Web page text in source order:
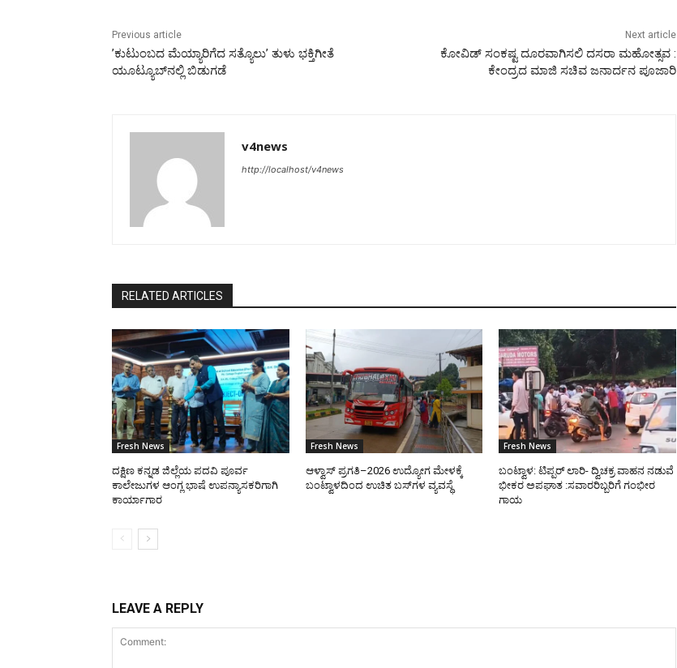
Previous article
’ಕುಟುಂಬದ ಮೆಯ್ಯಾರಿಗೆದ ಸತ್ಯೊಲು’ ತುಳು ಭಕ್ತಿಗೀತೆ
ಯೂಟ್ಯೂಬ್‌ನಲ್ಲಿ ಬಿಡುಗಡೆ
Next article
ಕೋವಿಡ್ ಸಂಕಷ್ಟ ದೂರವಾಗಿಸಲಿ ದಸರಾ ಮಹೋತ್ಸವ :
ಕೇಂದ್ರದ ಮಾಜಿ ಸಚಿವ ಜನಾರ್ದನ ಪೂಜಾರಿ
v4news
http://localhost/v4news
RELATED ARTICLES
Fresh News
ದಕ್ಷಿಣ ಕನ್ನಡ ಜಿಲ್ಲೆಯ ಪದವಿ ಪೂರ್ವ
ಕಾಲೇಜುಗಳ ಆಂಗ್ಲ ಭಾಷೆ ಉಪನ್ಯಾಸಕರಿಗಾಗಿ
ಕಾರ್ಯಾಗಾರ
Fresh News
ಆಳ್ವಾಸ್ ಪ್ರಗತಿ–2026 ಉದ್ಯೋಗ ಮೇಳಕ್ಕೆ
ಬಂಟ್ವಾಳದಿಂದ ಉಚಿತ ಬಸ್‌ಗಳ ವ್ಯವಸ್ಥೆ
Fresh News
ಬಂಟ್ವಾಳ: ಟಿಪ್ಪರ್ ಲಾರಿ- ದ್ವಿಚಕ್ರ ವಾಹನ ನಡುವೆ
ಭೀಕರ ಅಪಘಾತ :ಸವಾರರಿಬ್ಬರಿಗೆ ಗಂಭೀರ
ಗಾಯ
LEAVE A REPLY